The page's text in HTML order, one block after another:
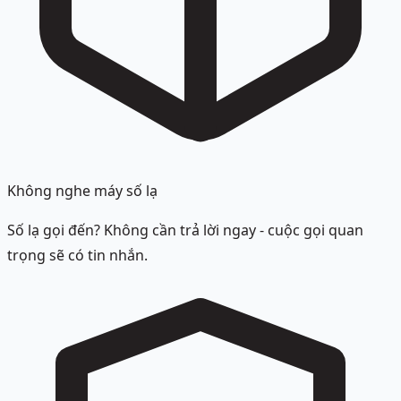
Không nghe máy số lạ
Số lạ gọi đến? Không cần trả lời ngay - cuộc gọi quan
trọng sẽ có tin nhắn.